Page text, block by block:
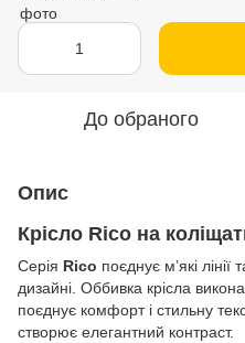
До обраного
Опис
Крісло Rico на
Серія Rico поєднує м’які
дизайні. Оббивка крісла
поєднує комфорт і стильну
створює елегантний контраст.